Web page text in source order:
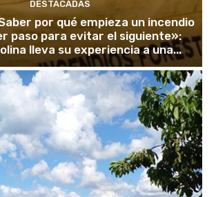
DESTACADAS
por qué empieza un incendio
paso para evitar el siguiente»:
lleva su experiencia a una...